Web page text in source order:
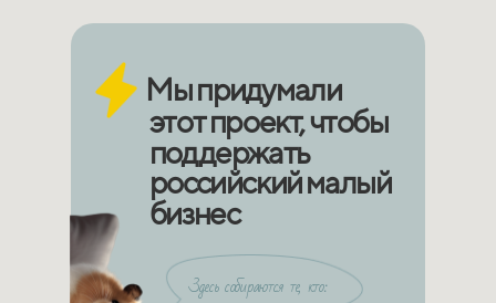
Мы придумали
Здесь собираются те, кто:
российский малый
бизнес
этот проект, чтобы
поддержать